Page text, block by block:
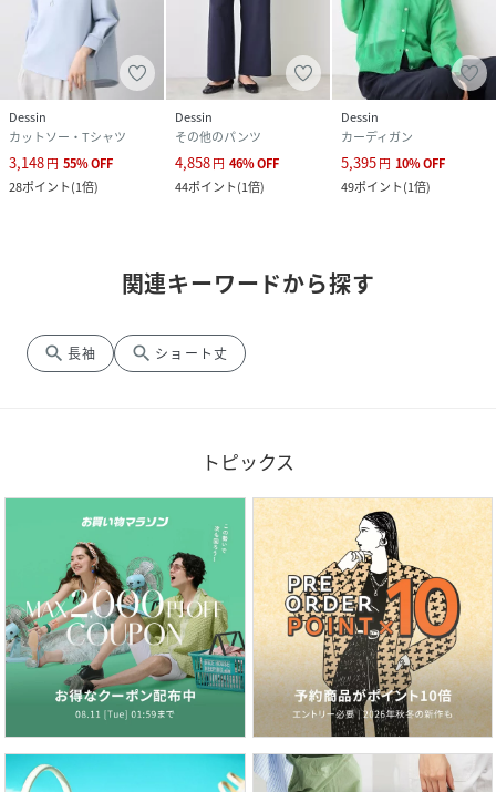
Dessin
カットソー・Tシャツ
3,148円 55%OFF
28ポイント(1倍)
Dessin
その他のパンツ
4,858円 46%OFF
44ポイント(1倍)
Dessin
カーディガン
5,395円 10%OFF
49ポイント(1倍)
関連キーワードから探す
search 長袖 search ショート丈
トピックス